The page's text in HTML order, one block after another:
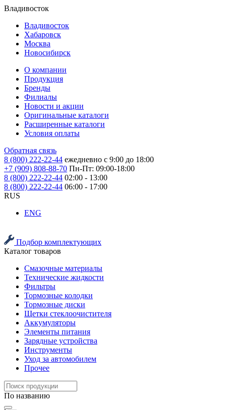
Владивосток
Владивосток
Хабаровск
Москва
Новосибирск
О компании
Продукция
Бренды
Филиалы
Новости и акции
Оригинальные каталоги
Расширенные каталоги
Условия оплаты
Обратная связь
8 (800) 222-22-44 ежедневно с 9:00 до 18:00
+7 (909) 808-88-70 Пн-Пт: 09:00-18:00
8 (800) 222-22-44 02:00 - 13:00
8 (800) 222-22-44 06:00 - 17:00
RUS
ENG
Подбор комплектующих
Каталог товаров
Смазочные материалы
Технические жидкости
Фильтры
Тормозные колодки
Тормозные диски
Щетки стеклоочистителя
Аккумуляторы
Элементы питания
Зарядные устройства
Инструменты
Уход за автомобилем
Прочее
По названию